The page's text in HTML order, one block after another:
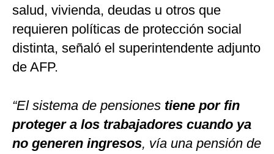
salud, vivienda, deudas u otros que
requieren políticas de protección social
distinta, señaló el superintendente adjunto
de AFP.
“El sistema de pensiones tiene por fin
proteger a los trabajadores cuando ya
no generen ingresos, vía una pensión de